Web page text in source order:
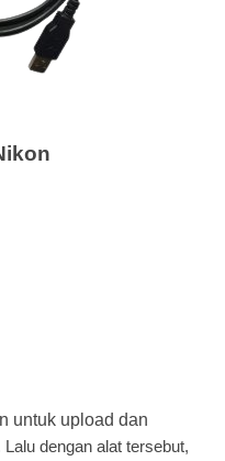
untuk upload dan
Lalu dengan alat tersebut,